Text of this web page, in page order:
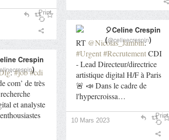
Print
RT @Nicolas_Jambin:
#Urgent#RecrutementCDI
- Lead Directeur/directrice
artistique digital H/F à Paris
🚨 📣 Dans le cadre de
l'hypercroissa…
🎈Celine Crespin
(@celinecrespin)
10 Mars 2023
Print
:#job#cdi
com’ de très
et analyste
Crespin
)